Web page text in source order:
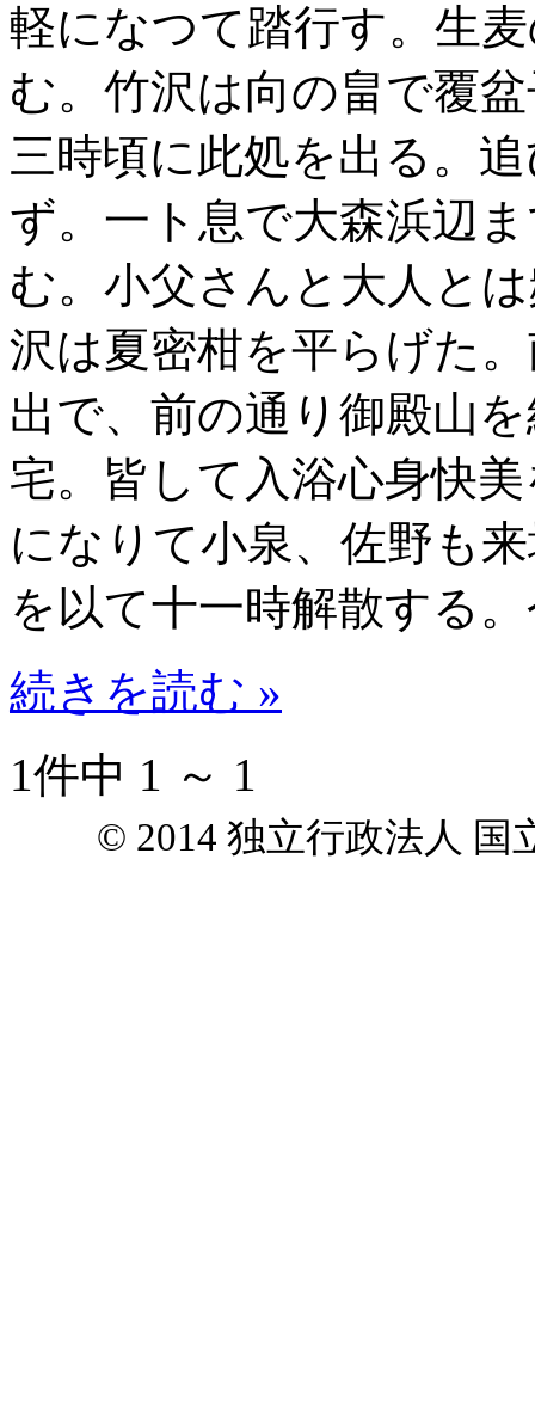
軽になつて踏行す。生
む。竹沢は向の畠で覆
三時頃に此処を出る。
ず。一ト息で大森浜辺
む。小父さんと大人と
沢は夏密柑を平らげた
出で、前の通り御殿山
宅。皆して入浴心身快
になりて小泉、佐野も
を以て十一時解散する
続きを読む »
1件中 1 ～ 1
© 2014 独立行政法人 国